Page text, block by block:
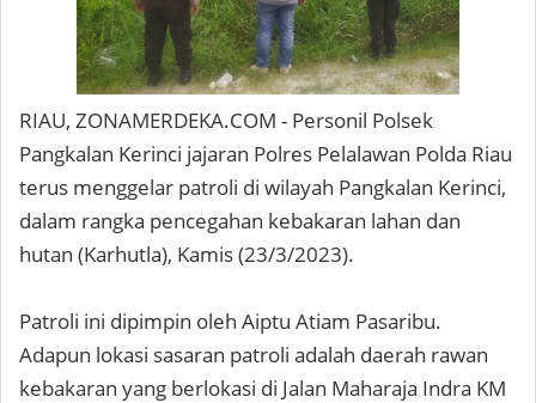
RIAU, ZONAMERDEKA.COM - Personil Polsek
Pangkalan Kerinci jajaran Polres Pelalawan Polda Riau
terus menggelar patroli di wilayah Pangkalan Kerinci,
dalam rangka pencegahan kebakaran lahan dan
hutan (Karhutla), Kamis (23/3/2023).
Patroli ini dipimpin oleh Aiptu Atiam Pasaribu.
Adapun lokasi sasaran patroli adalah daerah rawan
kebakaran yang berlokasi di Jalan Maharaja Indra KM